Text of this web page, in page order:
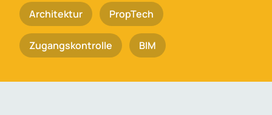
Architektur PropTech
Zugangskontrolle BIM